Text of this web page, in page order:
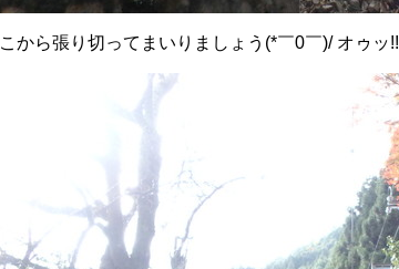
から張り切ってまいりましょう(*￣0￣)/ オゥッ!!